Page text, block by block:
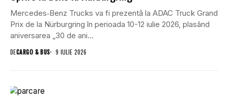
Mercedes‑Benz Trucks va fi prezentă la ADAC Truck Grand
Prix de la Nürburgring în perioada 10-12 iulie 2026, plasând
aniversarea „30 de ani...
DECARGO & BUS 9 IULIE 2026